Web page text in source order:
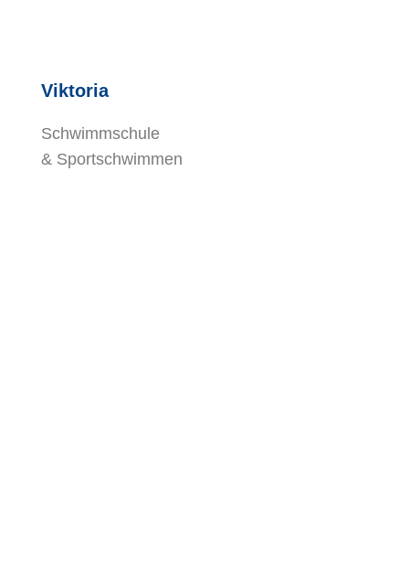
Viktoria
Schwimmschule
& Sportschwimmen